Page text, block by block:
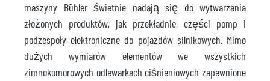
maszyny Bühler świetnie nadają się do wytwarzania
złożonych produktów, jak przekładnie, części pomp i
podzespoły elektroniczne do pojazdów silnikowych. Mimo
dużych wymiarów elementów we wszystkich
zimnokomorowych odlewarkach ciśnieniowych zapewnione